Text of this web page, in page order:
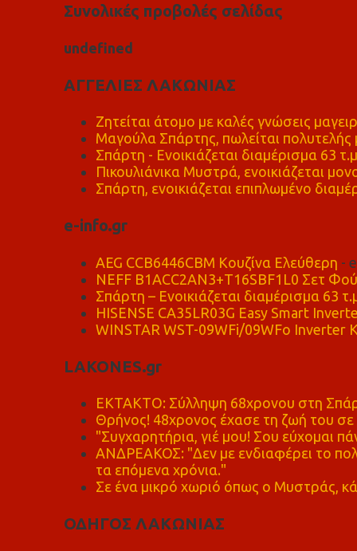
Συνολικές προβολές σελίδας
undefned
ΑΓΓΕΛΙΕΣ ΛΑΚΩΝΙΑΣ
Ζητείται άτομο με καλές γνώσεις
Μαγούλα Σπάρτης, πωλείται πολυτελής
Σπάρτη - Ενοικιάζεται διαμέρισμα 63 τ.μ
Πικουλιάνικα Μυστρά, ενοικιάζεται
Σπάρτη, ενοικιάζεται επιπλωμένο
e-info.gr
AEG CCB6446CBM Κουζίνα Ελεύθερη -
NEFF B1ACC2AN3+T16SBF1L0 Σετ
Σπάρτη – Ενοικιάζεται διαμέρισμα 63
HISENSE CA35LR03G Easy Smart
WINSTAR WST-09WFi/09WFo Inverter
LAKONES.gr
ΕΚΤΑΚΤΟ: Σύλληψη 68χρονου στη
Θρήνος! 48χρονος έχασε τη ζωή του
"Συγχαρητήρια, γιέ μου! Σου εύχομαι
ΑΝΔΡΕΑΚΟΣ: "Δεν με ενδιαφέρει το
τα επόμενα χρόνια."
Σε ένα μικρό χωριό όπως ο Μυστράς,
ΟΔΗΓΟΣ ΛΑΚΩΝΙΑΣ